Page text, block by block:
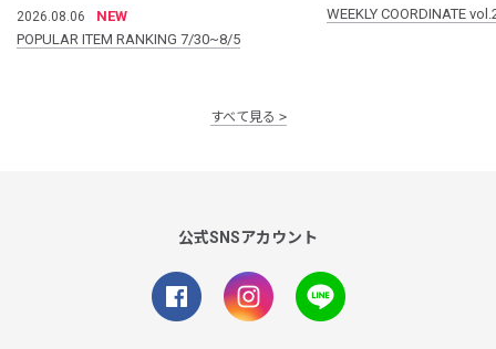
2026.08.06
NEW
POPULAR ITEM RANKING 7/30~8/5
WEEKLY COORDINATE
すべて見る
公式SNSアカウント